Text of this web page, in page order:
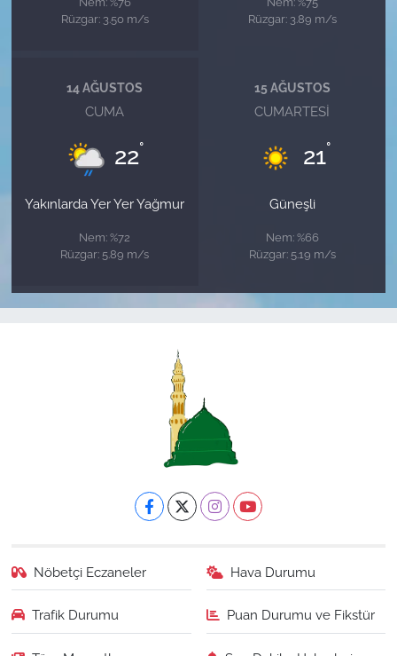
Rüzgar: 3.50 m/s
Rüzgar: 3.89 m/s
14 AĞUSTOS
CUMA
22°
Yakınlarda Yer Yer Yağmur
Nem: %72
Rüzgar: 5.89 m/s
15 AĞUSTOS
CUMARTESI
21°
Güneşli
Nem: %66
Rüzgar: 5.19 m/s
Nöbetçi Eczaneler Hava Durumu
Trafik Durumu Puan Durumu ve Fikstür